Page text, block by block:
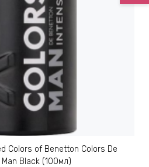
Colors of Benetton Colors De
Black (100мл)